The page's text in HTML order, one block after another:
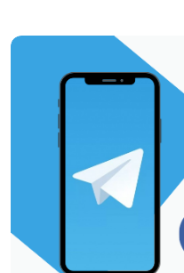
https://t.me/minskctvby